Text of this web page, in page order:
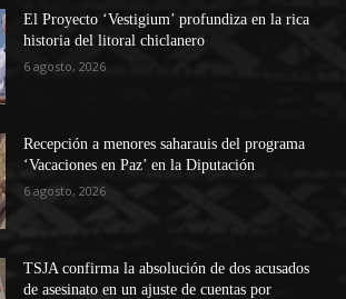
El Proyecto ‘Vestigium’ profundiza en la rica
historia del litoral chiclanero
6 agosto, 2026
Recepción a menores saharauis del programa
‘Vacaciones en Paz’ en la Diputación
6 agosto, 2026
TSJA confirma la absolución de dos acusados
de asesinato en un ajuste de cuentas por